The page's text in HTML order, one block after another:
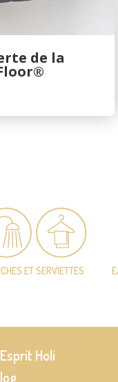
de la
ET SERVIETTES
Holi